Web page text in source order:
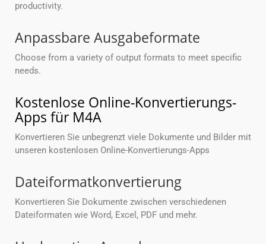
productivity.
Anpassbare Ausgabeformate
Choose from a variety of output formats to meet specific
needs.
Kostenlose Online-Konvertierungs-
Apps für M4A
Konvertieren Sie unbegrenzt viele Dokumente und Bilder mit
unseren kostenlosen Online-Konvertierungs-Apps
Dateiformatkonvertierung
Konvertieren Sie Dokumente zwischen verschiedenen
Dateiformaten wie Word, Excel, PDF und mehr.